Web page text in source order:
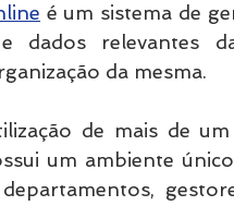
é um sistema de
dados relevantes
da mesma.
de mais de
um ambiente